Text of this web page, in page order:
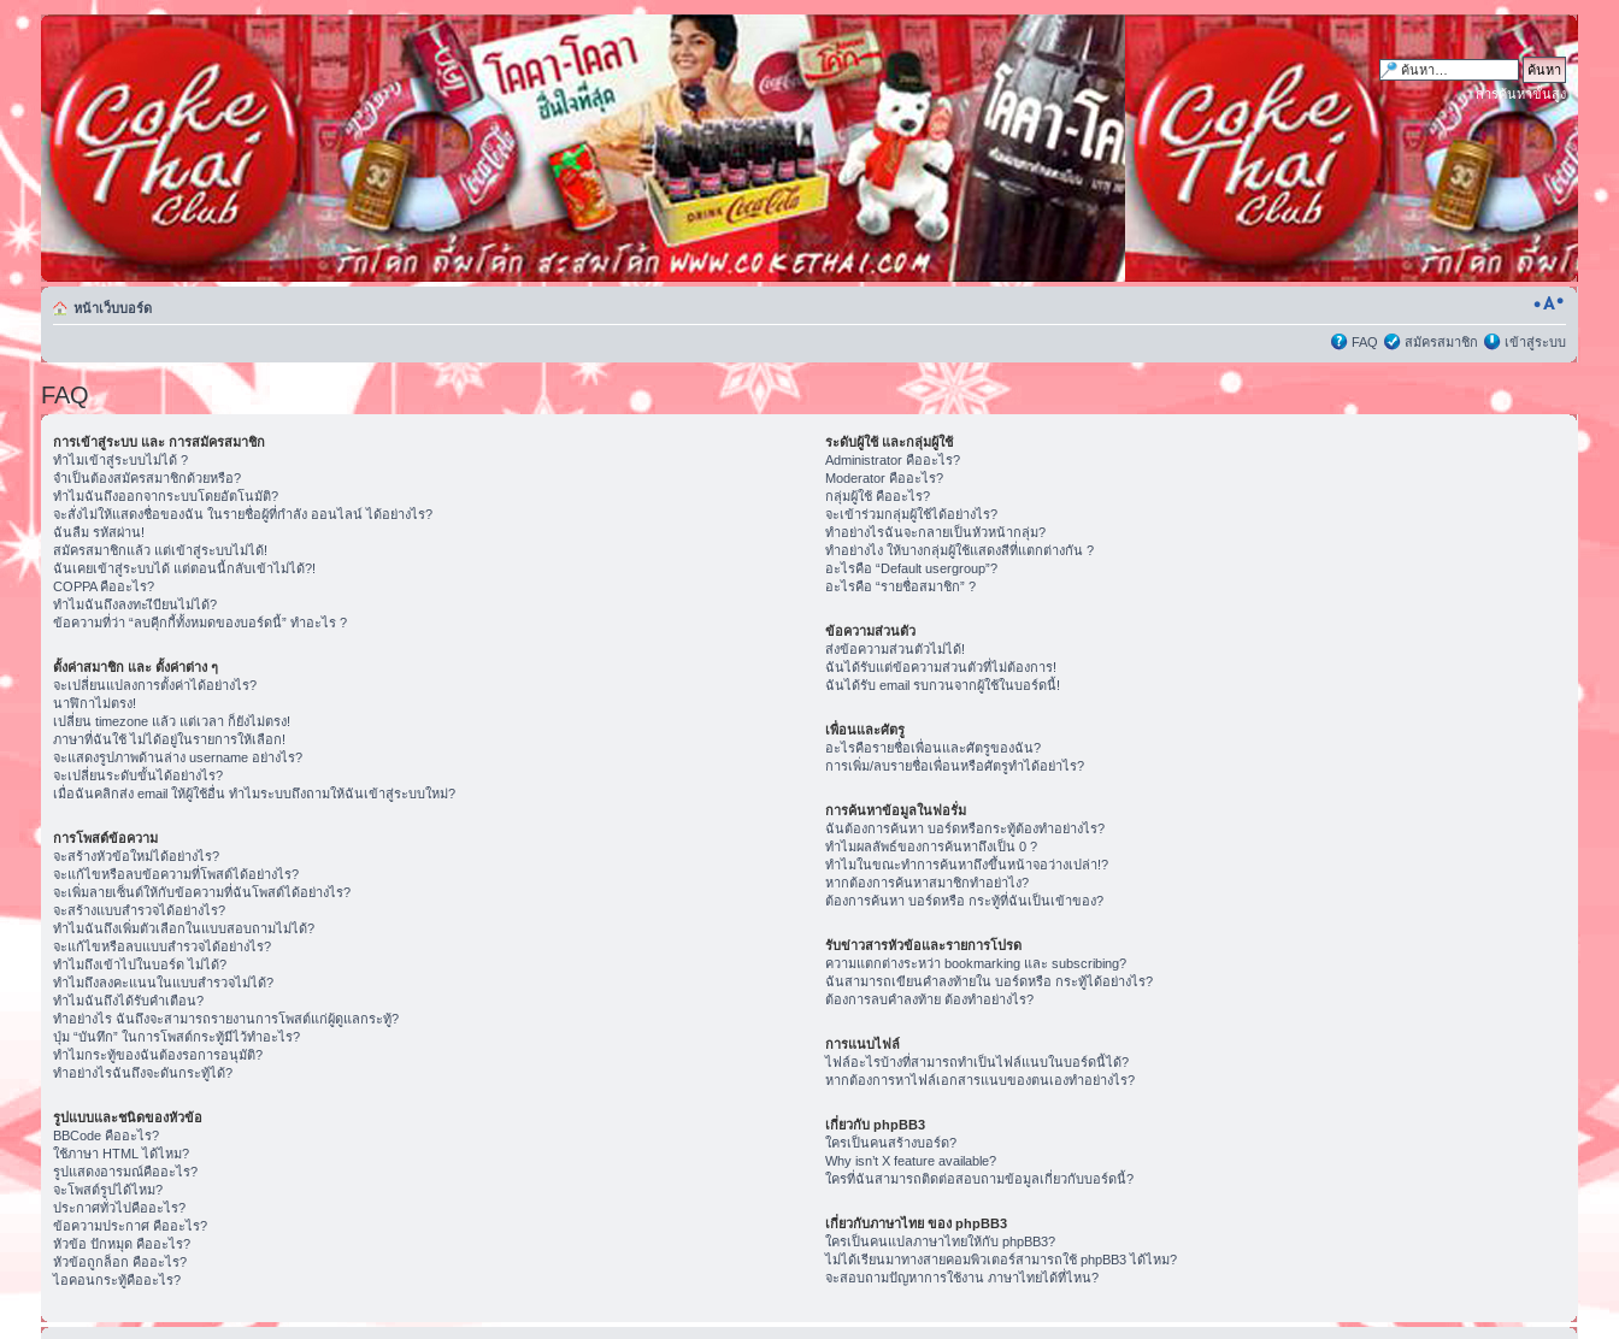
การค้นหาขั้นสูง
หน้าเว็บบอร์ด
FAQ สมัครสมาชิก เข้าสู่ระบบ
FAQ
การเข้าสู่ระบบ และ การสมัครสมาชิก
ทำไมเข้าสู่ระบบไม่ได้ ?
จำเป็นต้องสมัครสมาชิกด้วยหรือ?
ทำไมฉันถึงออกจากระบบโดยอัตโนมัติ?
จะสั่งไม่ให้แสดงชื่อของฉัน ในรายชื่อผู้ที่กำลัง ออนไลน์ ได้อย่างไร?
ฉันลืม รหัสผ่าน!
สมัครสมาชิกแล้ว แต่เข้าสู่ระบบไม่ได้!
ฉันเคยเข้าสู่ระบบได้ แต่ตอนนี้กลับเข้าไม่ได้?!
COPPA คืออะไร?
ทำไมฉันถึงลงทะเีบียนไม่ได้?
ข้อความที่ว่า “ลบคุีกกี้ทั้งหมดของบอร์ดนี้” ทำอะไร ?
ตั้งค่าสมาชิก และ ตั้งค่าต่าง ๆ
จะเปลี่ยนแปลงการตั้งค่าได้อย่างไร?
นาฬิกาไม่ตรง!
เปลี่ยน timezone แล้ว แต่เวลา ก็ยังไม่ตรง!
ภาษาที่ฉันใช้ ไม่ได้อยู่ในรายการให้เลือก!
จะแสดงรูปภาพด้านล่าง username อย่างไร?
จะเปลี่ยนระดับขั้นได้อย่างไร?
เมื่อฉันคลิกส่ง email ให้ผู้ใช้อื่น ทำไมระบบถึงถามให้ฉันเข้าสู่ระบบใหม่?
การโพสต์ข้อความ
จะสร้างหัวข้อใหม่ได้อย่างไร?
จะแก้ไขหรือลบข้อความที่โพสต์ได้อย่างไร?
จะเพิ่มลายเซ็นต์ให้กับข้อความที่ฉันโพสต์ได้อย่างไร?
จะสร้างแบบสำรวจได้อย่างไร?
ทำไมฉันถึงเพิ่มตัวเลือกในแบบสอบถามไม่ได้?
จะแก้ไขหรือลบแบบสำรวจได้อย่างไร?
ทำไมถึงเข้าไปในบอร์ด ไม่ได้?
ทำไมถึงลงคะแนนในแบบสำรวจไม่ได้?
ทำไมฉันถึงได้รับคำเตือน?
ทำอย่างไร ฉันถึงจะสามารถรายงานการโพสต์แก่ผู้ดูแลกระทู้?
ปุ่ม “บันทึก” ในการโพสต์กระทู้มีไว้ทำอะไร?
ทำไมกระทู้ของฉันต้องรอการอนุมัติ?
ทำอย่างไรฉันถึงจะดันกระทู้ได้?
รูปแบบและชนิดของหัวข้อ
BBCode คืออะไร?
ใช้ภาษา HTML ได้ไหม?
รูปแสดงอารมณ์คืออะไร?
จะโพสต์รูปได้ไหม?
ประกาศทั่วไปคืออะไร?
ข้อความประกาศ คืออะไร?
หัวข้อ ปักหมุด คืออะไร?
หัวข้อถูกล็อก คืออะไร?
ไอคอนกระทู้คืออะไร?
ระดับผู้ใช้ และกลุ่มผู้ใช้
Administrator คืออะไร?
Moderator คืออะไร?
กลุ่มผู้ใช้ คืออะไร?
จะเข้าร่วมกลุ่มผู้ใช้ได้อย่างไร?
ทำอย่างไรฉันจะกลายเป็นหัวหน้ากลุ่ม?
ทำอย่างไง ให้บางกลุ่มผู้ใช้แสดงสีที่แตกต่างกัน ?
อะไรคือ “Default usergroup”?
อะไรคือ “รายชื่อสมาชิก” ?
ข้อความส่วนตัว
ส่งข้อความส่วนตัวไม่ได้!
ฉันได้รับแต่ข้อความส่วนตัวที่ไม่ต้องการ!
ฉันได้รับ email รบกวนจากผู้ใช้ในบอร์ดนี้!
เพื่อนและศัตรู
อะไรคือรายชื่อเพื่อนและศัตรูของฉัน?
การเพิ่ม/ลบรายชื่อเพื่อนหรือศัตรูทำได้อย่าไร?
การค้นหาข้อมูลในฟอรั่ม
ฉันต้องการค้นหา บอร์ดหรือกระทู้ต้องทำอย่างไร?
ทำไมผลลัพธ์ของการค้นหาถึงเป็น 0 ?
ทำไมในขณะทำการค้นหาถึงขึ้นหน้าจอว่างเปล่า!?
หากต้องการค้นหาสมาชิกทำอย่าไง?
ต้องการค้นหา บอร์ดหรือ กระทู้ที่ฉันเป็นเข้าของ?
รับข่าวสารหัวข้อและรายการโปรด
ความแตกต่างระหว่า bookmarking และ subscribing?
ฉันสามารถเขียนคำลงท้ายใน บอร์ดหรือ กระทู้ได้อย่างไร?
ต้องการลบคำลงท้าย ต้องทำอย่างไร?
การแนบไฟล์
ไฟล์อะไรบ้างที่สามารถทำเป็นไฟล์แนบในบอร์ดนี้ได้?
หากต้องการหาไฟล์เอกสารแนบของตนเองทำอย่างไร?
เกี่ยวกับ phpBB3
ใครเป็นคนสร้างบอร์ด?
Why isn’t X feature available?
ใครที่ฉันสามารถติดต่อสอบถามข้อมูลเกี่ยวกับบอร์ดนี้?
เกี่ยวกับภาษาไทย ของ phpBB3
ใครเป็นคนแปลภาษาไทยให้กับ phpBB3?
ไม่ได้เรียนมาทางสายคอมพิวเตอร์สามารถใช้ phpBB3 ได้ไหม?
จะสอบถามปัญหาการใช้งาน ภาษาไทยได้ที่ไหน?